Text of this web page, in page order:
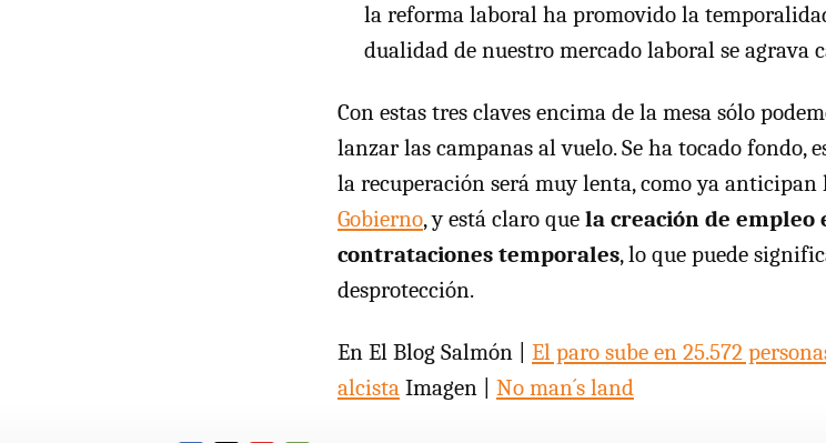
la reforma laboral ha promovido la
dualidad de nuestro mercado laboral se agrava
Con estas tres claves encima de la mesa sólo
lanzar las campanas al vuelo. Se ha tocado fondo,
la recuperación será muy lenta, como ya anticipan
Gobierno, y está claro que la creación de empleo
contrataciones temporales, lo que puede
desprotección.
En El Blog Salmón | El paro sube en 25.572
alcista Imagen | No man´s land